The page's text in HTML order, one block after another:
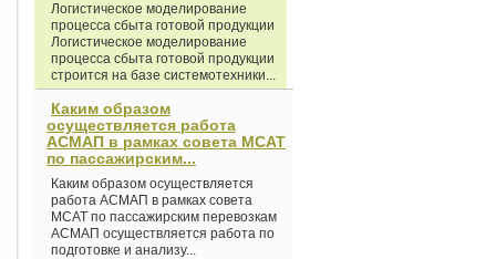
Логистическое моделирование
процесса сбыта готовой продукции
Логистическое моделирование
процесса сбыта готовой продукции
строится на базе системотехники...
Каким образом
осуществляется работа
АСМАП в рамках совета МСАТ
по пассажирским...
Каким образом осуществляется
работа АСМАП в рамках совета
МСАТ по пассажирским перевозкам
АСМАП осуществляется работа по
подготовке и анализу...